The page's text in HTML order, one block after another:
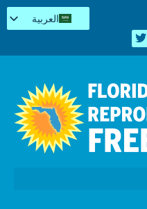
العربية
Español
简体中文
Tiếng Việt
اردو